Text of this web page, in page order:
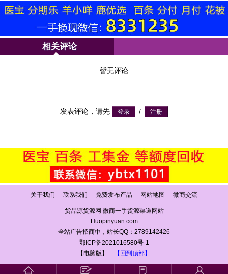
相关评论
暂无评论
发表评论，请先 /
关于我们 - 联系我们 - 免费发布产品 - 网站地图 - 微商交流
货品源货源网 微商一手货源渠道网站
Huopinyuan.com
全站广告招商中，站长QQ：2789142426
鄂ICP备2021016580号-1
【电脑版】
【回到顶部】